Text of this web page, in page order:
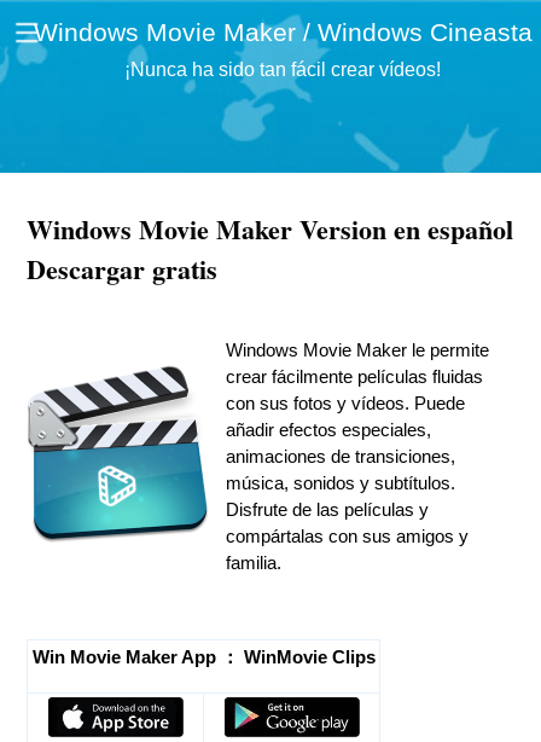
Windows Movie Maker / Windows Cineasta
¡Nunca ha sido tan fácil crear vídeos!
Windows Movie Maker Version en español
Descargar gratis
Windows Movie Maker le permite
crear fácilmente películas fluidas
con sus fotos y vídeos. Puede
añadir efectos especiales,
animaciones de transiciones,
música, sonidos y subtítulos.
Disfrute de las películas y
compártalas con sus amigos y
familia.
Win Movie Maker App ： WinMovie Clips